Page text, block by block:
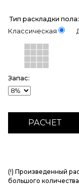
Тип раскладки пола:
Классическая
Запас:
(!) Произведенный
большого